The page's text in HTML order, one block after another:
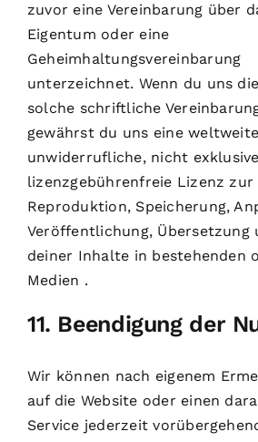
zuvor eine Vereinbarung über
Eigentum oder eine
Geheimhaltungsvereinbarung
unterzeichnet. Wenn du uns
solche schriftliche
gewährst du uns eine
unwiderrufliche, nicht
lizenzgebührenfreie Lizenz zur
Reproduktion, Speicherung,
Veröffentlichung, Übersetzung
deiner Inhalte in bestehenden
Medien .
11. Beendigung der
Wir können nach eigenem
auf die Website oder einen
Service jederzeit